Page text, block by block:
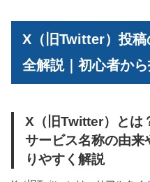
X（旧Twitter）投
全解説｜初心者か
X（旧Twitter）とは
サービス名称の由来
りやすく解説